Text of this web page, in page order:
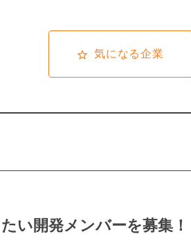
気になる企業
い開発メンバーを募集！